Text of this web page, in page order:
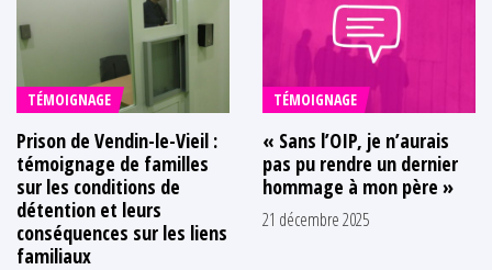
TÉMOIGNAGE
Prison de Vendin-le-Vieil :
témoignage de familles
sur les conditions de
détention et leurs
conséquences sur les liens
familiaux
TÉMOIGNAGE
« Sans l’OIP, je n’aurais
pas pu rendre un dernier
hommage à mon père »
21 décembre 2025